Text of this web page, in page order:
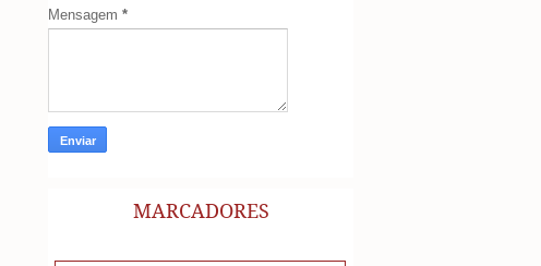
Mensagem *
MARCADORES